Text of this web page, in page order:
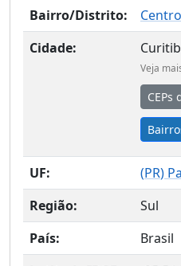
Bairro/Distrito:
Centro
Cidade:
Veja
CEPs
UF: (PR)
Região:
Sul
País:
Brasil